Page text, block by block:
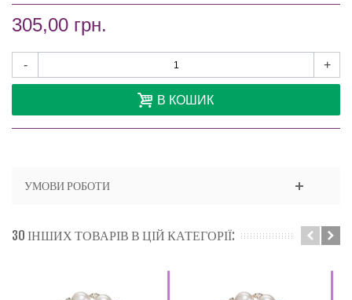
305,00 грн.
- +
В КОШИК
УМОВИ РОБОТИ
30 ІНШИХ ТОВАРІВ В ЦІЙ КАТЕГОРІЇ: